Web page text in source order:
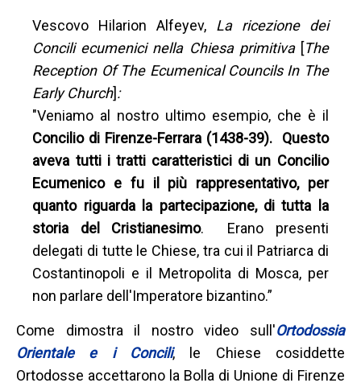
Vescovo Hilarion Alfeyev, La ricezione dei
Concili ecumenici nella Chiesa primitiva [The
Reception Of The Ecumenical Councils In The
Early Church]:
"Veniamo al nostro ultimo esempio, che è il
Concilio di Firenze-Ferrara (1438-39). Questo
aveva tutti i tratti caratteristici di un Concilio
Ecumenico e fu il più rappresentativo, per
quanto riguarda la partecipazione, di tutta la
storia del Cristianesimo. Erano presenti
delegati di tutte le Chiese, tra cui il Patriarca di
Costantinopoli e il Metropolita di Mosca, per
non parlare dell'Imperatore bizantino.”
Come dimostra il nostro video sull'Ortodossia
Orientale e i Concili, le Chiese cosiddette
Ortodosse accettarono la Bolla di Unione di Firenze